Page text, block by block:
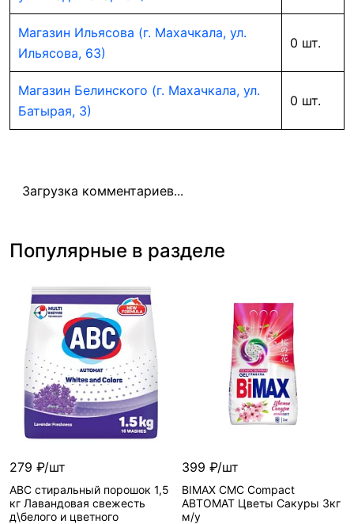
Магазин Ильясова (г. Махачкала, ул.
Ильясова, 63)
0 шт.
Магазин Белинского (г. Махачкала, ул.
Батырая, 3)
0 шт.
Загрузка комментариев...
Популярные в разделе
279 ₽/шт
ABC стиральный порошок 1,5
кг Лавандовая свежесть
д\белого и цветного
399 ₽/шт
BIMAX СМС Compact
АВТОМАТ Цветы Сакуры 3кг
м/у